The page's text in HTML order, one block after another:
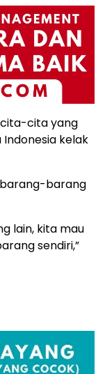
cita yang
kelak
barang
lain, kita mau
sendiri,”